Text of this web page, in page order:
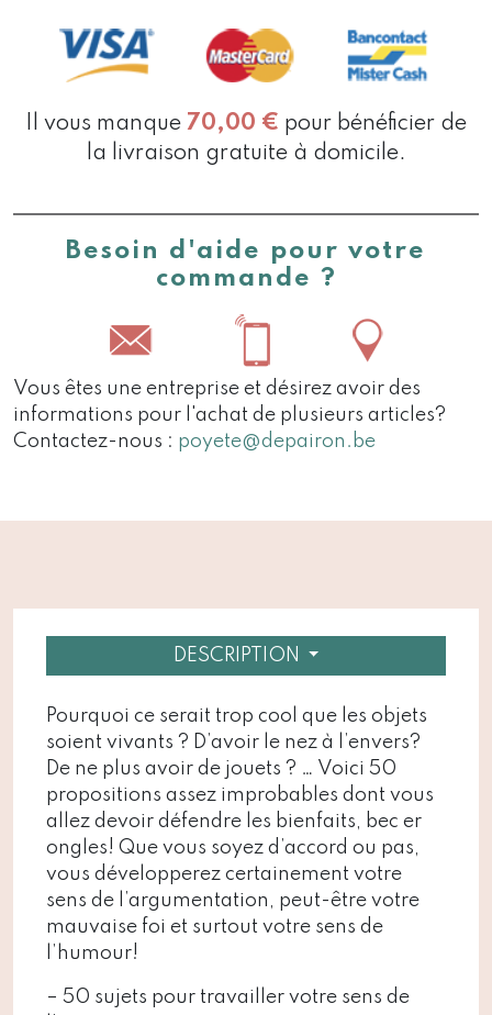
Il vous manque 70,00 € pour bénéficier de
la livraison gratuite à domicile.
Besoin d'aide pour votre
commande ?
Vous êtes une entreprise et désirez avoir des
informations pour l'achat de plusieurs articles?
Contactez-nous : poyete@depairon.be
DESCRIPTION
Pourquoi ce serait trop cool que les objets
soient vivants ? D’avoir le nez à l’envers?
De ne plus avoir de jouets ? … Voici 50
propositions assez improbables dont vous
allez devoir défendre les bienfaits, bec er
ongles! Que vous soyez d’accord ou pas,
vous développerez certainement votre
sens de l’argumentation, peut-être votre
mauvaise foi et surtout votre sens de
l’humour!
– 50 sujets pour travailler votre sens de